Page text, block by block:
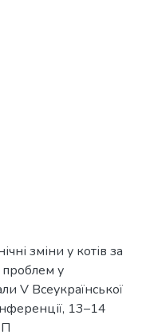
зміни у котів за
у
V Всеукраїнської
13–14